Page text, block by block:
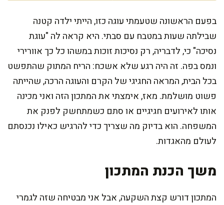
בפעם הראשונה שטעמתי עוגה כזו, הייתי ילדה קטנה
שבילתה שעות במטבח עם סבתי. היא קראה לה "עוגת
נסיכה" כי, לדבריה, רק נסיכות זוכות במשהו כל כך אוורירי
ונמס בפה. זה היה רגע שלא אשכח: הריח המתוק שהתפשט
בכל הבית, המראה החגיגי של הקרם והעוגה הרכה, שהייתה
פשוט מושלמת. מאז, אימצתי את המתכון הזה ואני מכינה
אותו לאירועים חגיגיים או סתם כשמתחשק לפנק את
המשפחה. הוא בדיוק מה שצריך כדי להרגיש כאילו נכנסתם
לעולם מהאגדות.
משך הכנת המתכון
המתכון דורש קצת השקעה, אבל אני מבטיחה שזה לגמרי